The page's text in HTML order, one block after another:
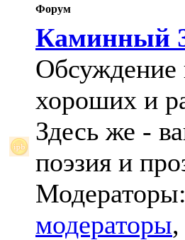
Форум
Каминный
хороших и
Здесь же -
поэзия и
Модераторы:
модераторы,